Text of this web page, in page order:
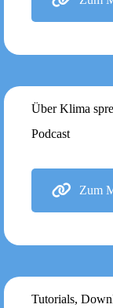
Über Klima
Podcast
Zum
Tutorials,